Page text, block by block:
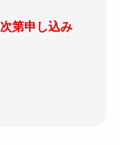
第申し込み